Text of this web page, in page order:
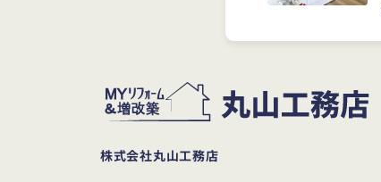
株式会社丸山工務店